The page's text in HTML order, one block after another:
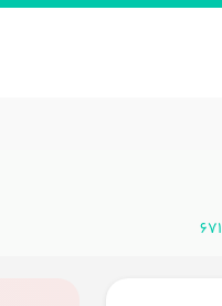
671